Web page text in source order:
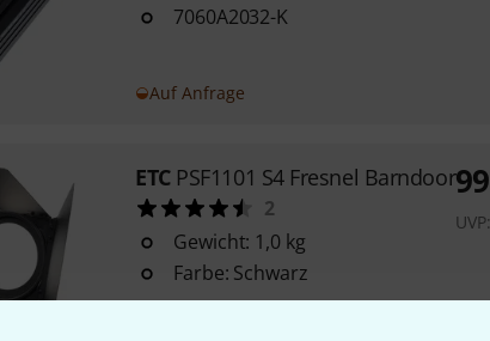
7060A2032-K
Auf Anfrage
ETC PSF1101 S4 Fresnel Barndoor
2
Gewicht: 1,0 kg
Farbe: Schwarz
99
UVP: